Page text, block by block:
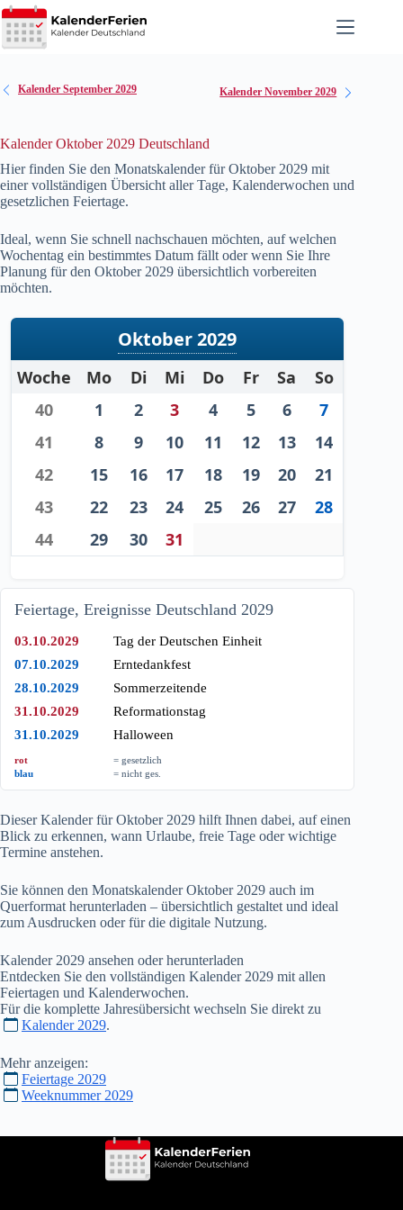
Zum
Inhalt
springen
Kalender September 2029 Kalender November 2029
Kalender Oktober 2029 Deutschland
Hier finden Sie den Monatskalender für Oktober 2029 mit
einer vollständigen Übersicht aller Tage, Kalenderwochen und
gesetzlichen Feiertage.
Ideal, wenn Sie schnell nachschauen möchten, auf welchen
Wochentag ein bestimmtes Datum fällt oder wenn Sie Ihre
Planung für den Oktober 2029 übersichtlich vorbereiten
möchten.
Oktober 2029
Woche Mo Di Mi Do Fr Sa
So
40
1 2 3 4 5 6
7
41
8 9 10 11 12 13
14
42
15 16 17 18 19 20
21
43
22 23 24 25 26 27
28
44
29 30 31
Feiertage, Ereignisse Deutschland 2029
03.10.2029
Tag der Deutschen Einheit
07.10.2029
Erntedankfest
28.10.2029
Sommerzeitende
31.10.2029
Reformationstag
31.10.2029
Halloween
rot
= gesetzlich
blau
= nicht ges.
Dieser Kalender für Oktober 2029 hilft Ihnen dabei, auf einen
Blick zu erkennen, wann Urlaube, freie Tage oder wichtige
Termine anstehen.
Sie können den Monatskalender Oktober 2029 auch im
Querformat herunterladen – übersichtlich gestaltet und ideal
zum Ausdrucken oder für die digitale Nutzung.
Kalender 2029 ansehen oder herunterladen
Entdecken Sie den vollständigen Kalender 2029 mit allen
Feiertagen und Kalenderwochen.
Für die komplette Jahresübersicht wechseln Sie direkt zu
Kalender 2029.
Mehr anzeigen:
Feiertage 2029
Weeknummer 2029